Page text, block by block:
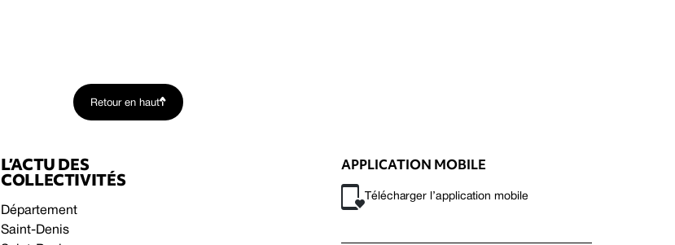
Retour en haut
L’ACTU DES
COLLECTIVITÉS
Département
Saint-Denis
APPLICATION MOBILE
Télécharger l’application mobile